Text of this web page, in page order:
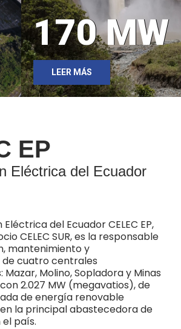
EP
Eléctrica del Ecuador
del Ecuador CELEC EP,
CELEC SUR, es la responsable
mantenimiento y
cuatro centrales
Molino, Sopladora y Minas
2.027 MW (megavatios), de
de energía renovable
la principal abastecedora de
país.